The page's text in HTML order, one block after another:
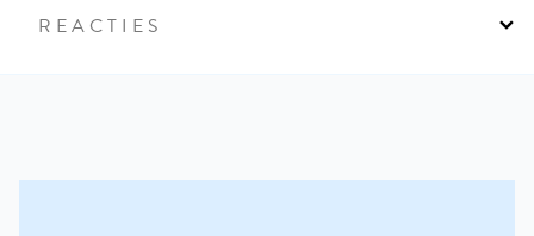
REACTIES